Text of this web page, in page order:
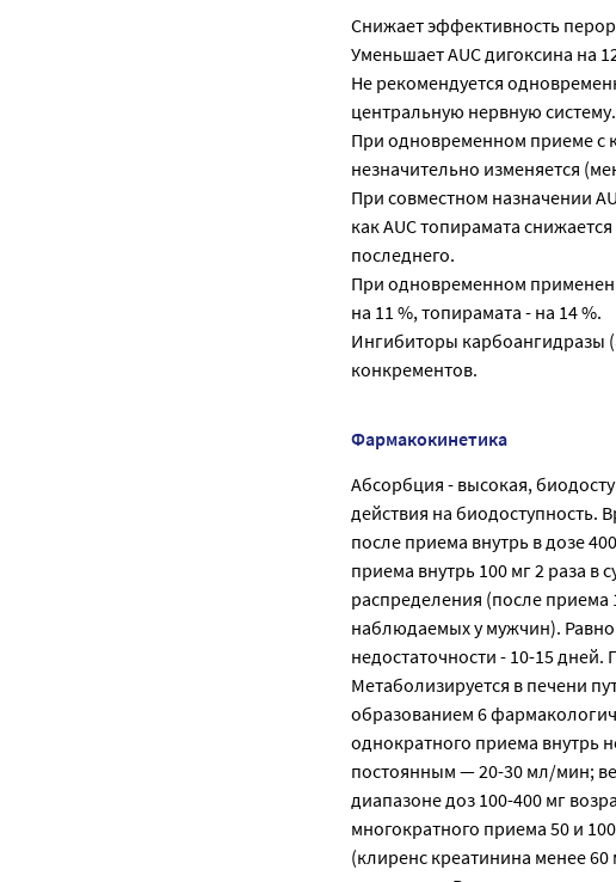
Снижает эффективность
Уменьшает AUC дигоксина на
Не рекомендуется
центральную нервную систему.
При одновременном приеме с
незначительно изменяется
При совместном назначении
как AUC топирамата
последнего.
При одновременном
на 11 %, топирамата - нa 14 %.
Ингибиторы карбоангидразы
конкрементов.
Фармакокинетика
Абсорбция - высокая,
действия на биодоступность.
после приема внутрь в дозе
приема внутрь 100 мг 2 раза в
распределения (после приема
наблюдаемых у мужчин).
недостаточности - 10-15
Метаболизируется в печени
образованием 6
однократного приема внутрь
постоянным — 20-30 мл/мин;
диапазоне доз 100-400 мг
многократного приема 50 и
(клиренс креатинина менее